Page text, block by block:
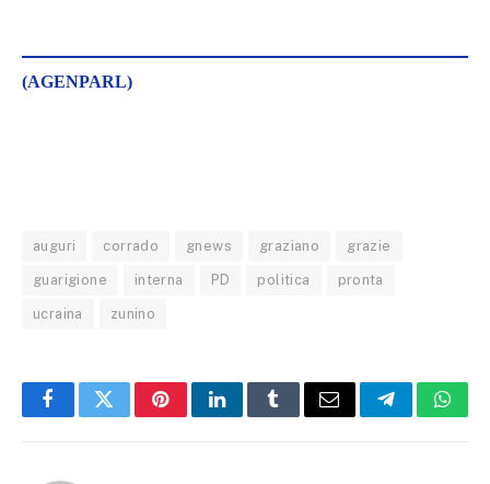
(AGENPARL)
auguri corrado gnews graziano grazie
guarigione interna PD politica pronta
ucraina zunino
FacebookTwitterPinterestLinkedInTumblrEmail Telegram